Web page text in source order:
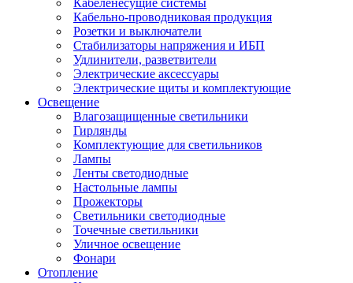
Кабеленесущие системы
Кабельно-проводниковая продукция
Розетки и выключатели
Стабилизаторы напряжения и ИБП
Удлинители, разветвители
Электрические аксессуары
Электрические щиты и комплектующие
Освещение
Влагозащищенные светильники
Гирлянды
Комплектующие для светильников
Лампы
Ленты светодиодные
Настольные лампы
Прожекторы
Светильники светодиодные
Точечные светильники
Уличное освещение
Фонари
Отопление